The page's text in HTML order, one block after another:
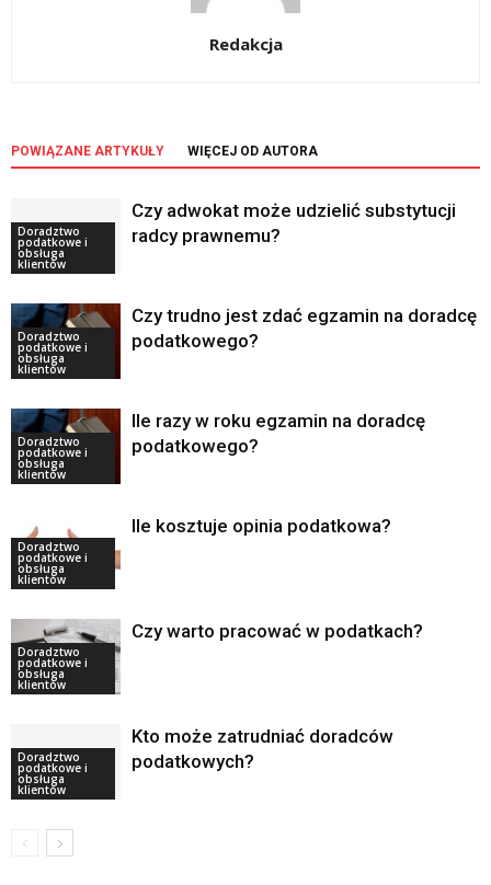
Redakcja
POWIĄZANE ARTYKUŁY WIĘCEJ OD AUTORA
Doradztwo
podatkowe i
obsługa
klientów
Czy adwokat może udzielić substytucji
radcy prawnemu?
Doradztwo
podatkowe i
obsługa
klientów
Czy trudno jest zdać egzamin na doradcę
podatkowego?
Doradztwo
podatkowe i
obsługa
klientów
Ile razy w roku egzamin na doradcę
podatkowego?
Doradztwo
podatkowe i
obsługa
klientów
Ile kosztuje opinia podatkowa?
Doradztwo
podatkowe i
obsługa
klientów
Czy warto pracować w podatkach?
Doradztwo
podatkowe i
obsługa
klientów
Kto może zatrudniać doradców
podatkowych?